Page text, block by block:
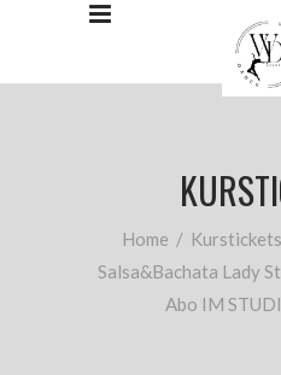
Home / Kurstickets
Salsa&Bachata Lady
Abo IM